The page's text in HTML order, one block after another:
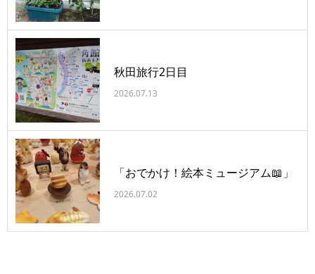
秋田旅行2日目
2026.07.13
「おでかけ！絵本ミュージアム📖」
2026.07.02